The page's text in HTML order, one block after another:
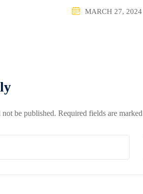
MARCH 27, 2024
be published. Required fields are marked